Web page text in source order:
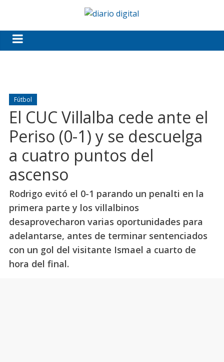
Fútbol
El CUC Villalba cede ante el
Periso (0-1) y se descuelga
a cuatro puntos del
ascenso
Rodrigo evitó el 0-1 parando un penalti en la
primera parte y los villalbinos
desaprovecharon varias oportunidades para
adelantarse, antes de terminar sentenciados
con un gol del visitante Ismael a cuarto de
hora del final.